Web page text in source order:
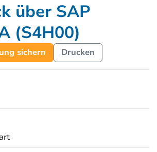
über SAP
(S4H00)
sichern Drucken